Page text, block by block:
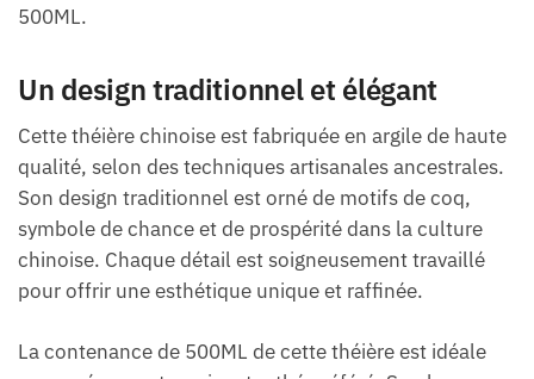
500ML.
Un design traditionnel et élégant
Cette théière chinoise est fabriquée en argile de haute
qualité, selon des techniques artisanales ancestrales.
Son design traditionnel est orné de motifs de coq,
symbole de chance et de prospérité dans la culture
chinoise. Chaque détail est soigneusement travaillé
pour offrir une esthétique unique et raffinée.
La contenance de 500ML de cette théière est idéale